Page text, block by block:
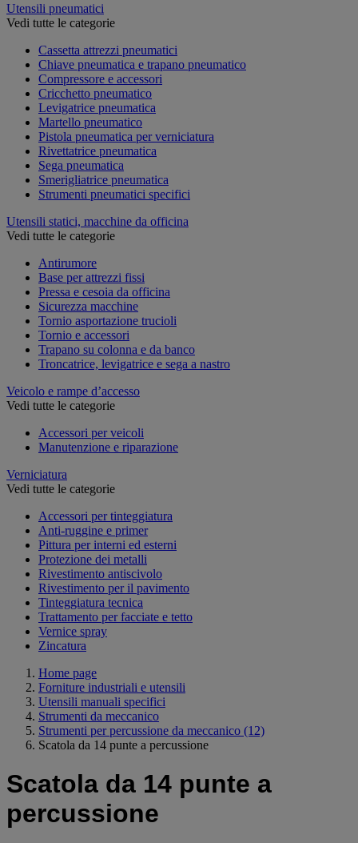
Utensili pneumatici
Vedi tutte le categorie
Cassetta attrezzi pneumatici
Chiave pneumatica e trapano pneumatico
Compressore e accessori
Cricchetto pneumatico
Levigatrice pneumatica
Martello pneumatico
Pistola pneumatica per verniciatura
Rivettatrice pneumatica
Sega pneumatica
Smerigliatrice pneumatica
Strumenti pneumatici specifici
Utensili statici, macchine da officina
Vedi tutte le categorie
Antirumore
Base per attrezzi fissi
Pressa e cesoia da officina
Sicurezza macchine
Tornio asportazione trucioli
Tornio e accessori
Trapano su colonna e da banco
Troncatrice, levigatrice e sega a nastro
Veicolo e rampe d’accesso
Vedi tutte le categorie
Accessori per veicoli
Manutenzione e riparazione
Verniciatura
Vedi tutte le categorie
Accessori per tinteggiatura
Anti-ruggine e primer
Pittura per interni ed esterni
Protezione dei metalli
Rivestimento antiscivolo
Rivestimento per il pavimento
Tinteggiatura tecnica
Trattamento per facciate e tetto
Vernice spray
Zincatura
Home page
Forniture industriali e utensili
Utensili manuali specifici
Strumenti da meccanico
Strumenti per percussione da meccanico (12)
Scatola da 14 punte a percussione
Scatola da 14 punte a
percussione